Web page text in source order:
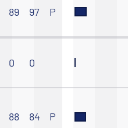
89 97 P
0 0
88 84 P